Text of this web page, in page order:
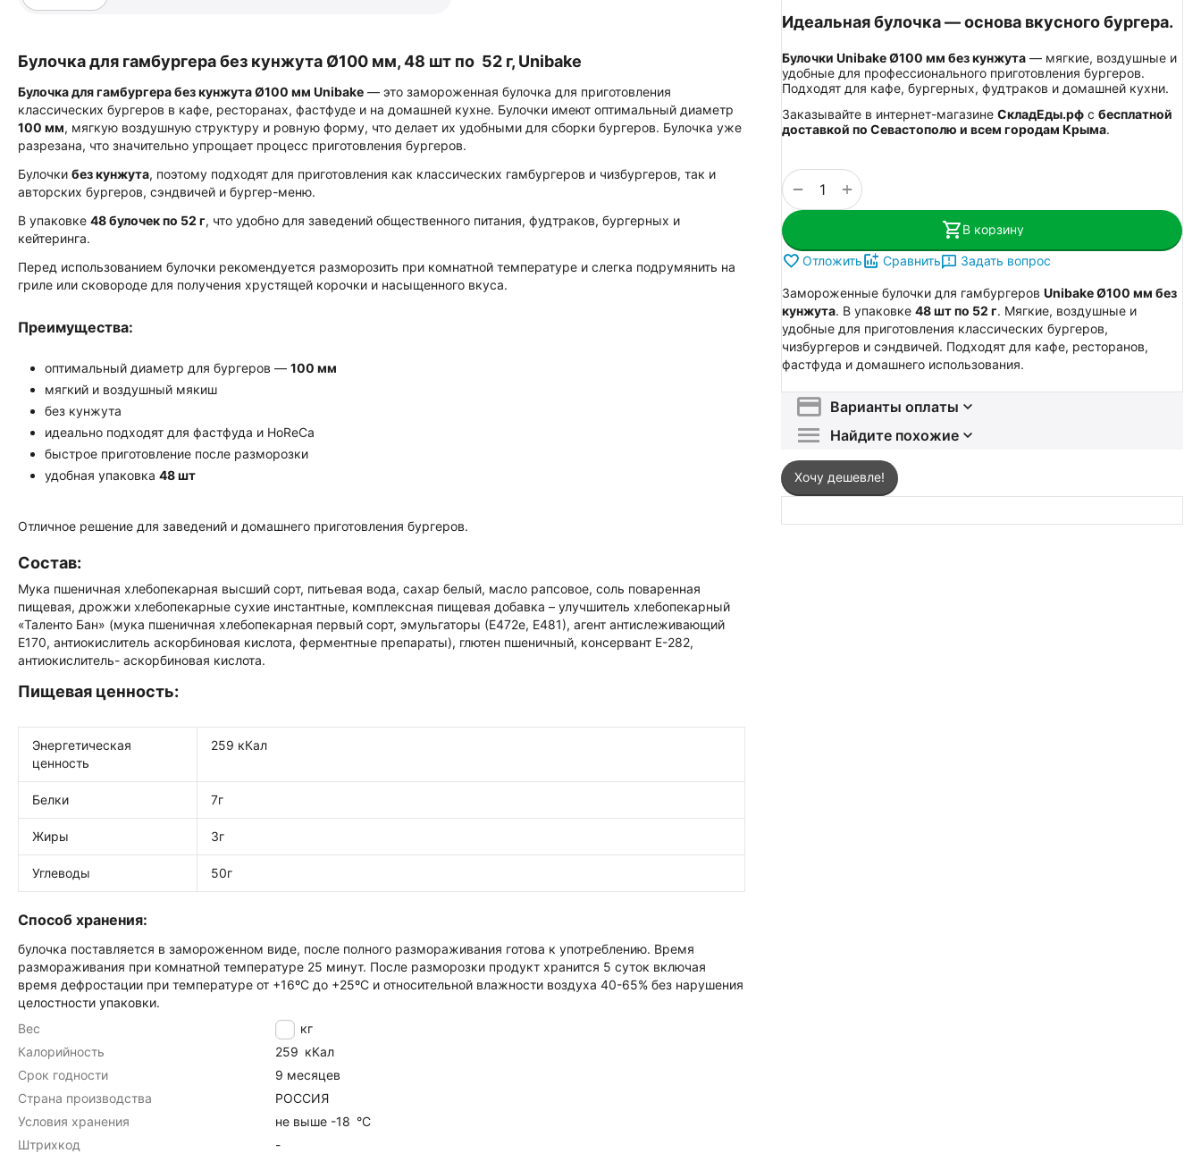
Идеальная булочка — основа вкусного бургера.
Булочки Unibake Ø100 мм без кунжута — мягкие, воздушные и
удобные для профессионального приготовления бургеров.
Подходят для кафе, бургерных, фудтраков и домашней кухни.
Заказывайте в интернет-магазине СкладЕды.рф с бесплатной
доставкой по Севастополю и всем городам Крыма.
+
−
В корзину
Отложить Сравнить Задать вопрос
Замороженные булочки для гамбургеров Unibake Ø100 мм без
кунжута. В упаковке 48 шт по 52 г. Мягкие, воздушные и
удобные для приготовления классических бургеров,
чизбургеров и сэндвичей. Подходят для кафе, ресторанов,
фастфуда и домашнего использования.
Варианты оплаты
Найдите похожие
Булочка для гамбургера без кунжута Ø100 мм, 48 шт по 52 г, Unibake
Булочка для гамбургера без кунжута Ø100 мм Unibake — это замороженная булочка для приготовления
классических бургеров в кафе, ресторанах, фастфуде и на домашней кухне. Булочки имеют оптимальный диаметр
100 мм, мягкую воздушную структуру и ровную форму, что делает их удобными для сборки бургеров. Булочка уже
разрезана, что значительно упрощает процесс приготовления бургеров.
Булочки без кунжута, поэтому подходят для приготовления как классических гамбургеров и чизбургеров, так и
авторских бургеров, сэндвичей и бургер-меню.
В упаковке 48 булочек по 52 г, что удобно для заведений общественного питания, фудтраков, бургерных и
кейтеринга.
Перед использованием булочки рекомендуется разморозить при комнатной температуре и слегка подрумянить на
гриле или сковороде для получения хрустящей корочки и насыщенного вкуса.
Преимущества:
оптимальный диаметр для бургеров — 100 мм
мягкий и воздушный мякиш
без кунжута
идеально подходят для фастфуда и HoReCa
быстрое приготовление после разморозки
удобная упаковка 48 шт
Отличное решение для заведений и домашнего приготовления бургеров.
Состав:
Мука пшеничная хлебопекарная высший сорт, питьевая вода, сахар белый, масло рапсовое, соль поваренная
пищевая, дрожжи хлебопекарные сухие инстантные, комплексная пищевая добавка – улучшитель хлебопекарный
«Таленто Бан» (мука пшеничная хлебопекарная первый сорт, эмульгаторы (Е472е, Е481), агент антислеживающий
Е170, антиокислитель аскорбиновая кислота, ферментные препараты), глютен пшеничный, консервант Е-282,
антиокислитель- аскорбиновая кислота.
Пищевая ценность:
Энергетическая
ценность
259 кКал
Белки 7г
Жиры 3г
Углеводы 50г
Способ хранения:
булочка поставляется в замороженном виде, после полного размораживания готова к употреблению. Время
размораживания при комнатной температуре 25 минут. После разморозки продукт хранится 5 суток включая
время дефростации при температуре от +16ºС до +25ºС и относительной влажности воздуха 40-65% без нарушения
целостности упаковки.
Вес
2.5 кг
Калорийность
259 кКал
Срок годности
9 месяцев
Страна производства
РОССИЯ
Условия хранения
не выше -18 °C
Штрихкод
-
Хочу дешевле!